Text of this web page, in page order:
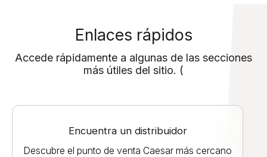
Enlaces rápidos
Accede rápidamente a algunas de las secciones
más útiles del sitio. (
Encuentra un distribuidor
Descubre el punto de venta Caesar más cercano